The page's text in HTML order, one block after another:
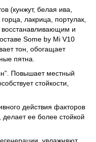
(кунжут, белая ива,
лакрица, портулак,
восстанавливающим и
Some by Mi V10
тон, обогащает
пятна.
Повышает местный
стойкости,
действия факторов
ее более стойкой